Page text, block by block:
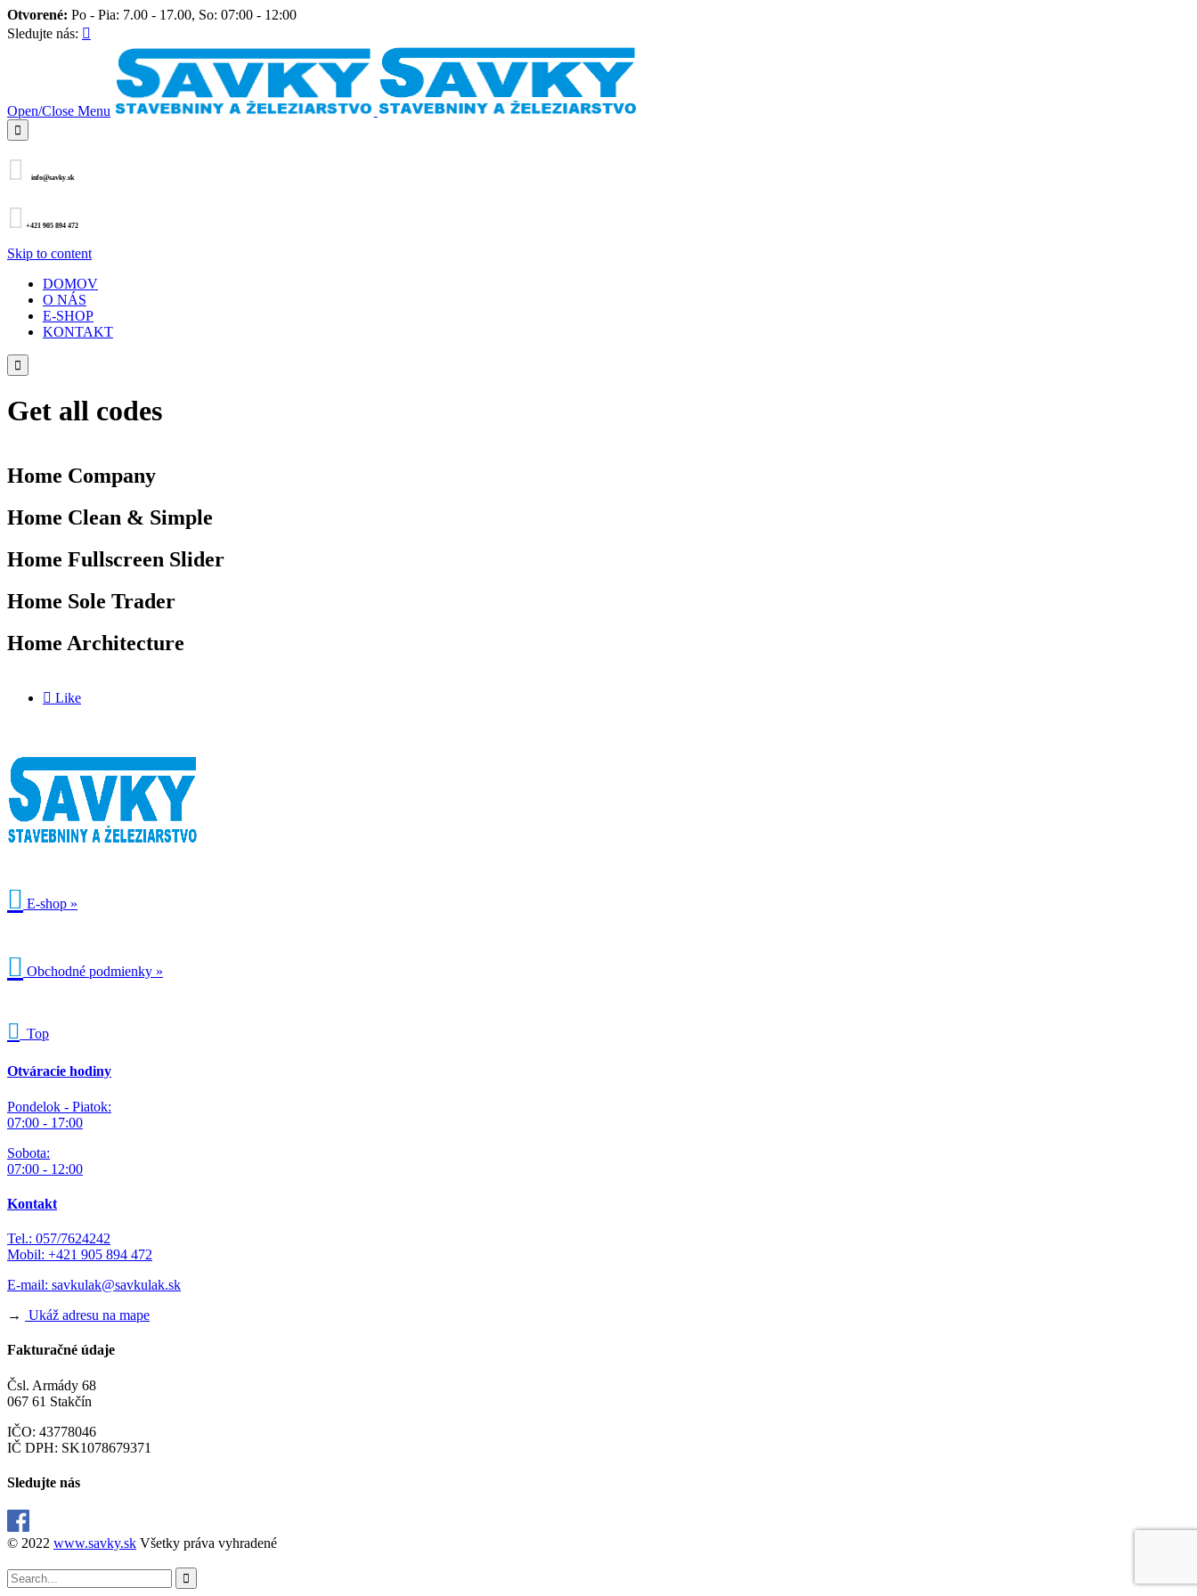
Otvorené: Po - Pia: 7.00 - 17.00, So: 07:00 - 12:00
Sledujte nás: 
Open/Close Menu

 info@savky.sk
 +421 905 894 472
Skip to content
DOMOV
O NÁS
E-SHOP
KONTAKT

Get all codes
Home Company
Home Clean & Simple
Home Fullscreen Slider
Home Sole Trader
Home Architecture
 Like
 E-shop »
 Obchodné podmienky »
 Top
Otváracie hodiny
Pondelok - Piatok:
07:00 - 17:00
Sobota:
07:00 - 12:00
Kontakt
Tel.: 057/7624242
Mobil: +421 905 894 472
E-mail: savkulak@savkulak.sk
→
Ukáž adresu na mape
Fakturačné údaje
Čsl. Armády 68
067 61 Stakčín
IČO: 43778046
IČ DPH: SK1078679371
Sledujte nás
© 2022 www.savky.sk Všetky práva vyhradené
